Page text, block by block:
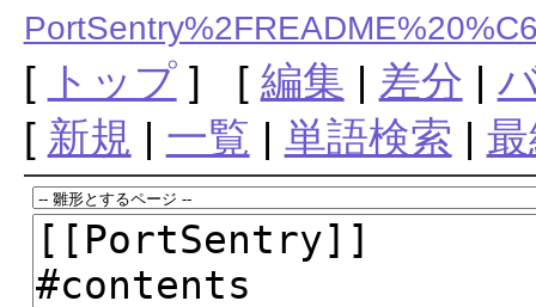
[ トップ] [ 編集 | 差分 |
[ 新規 | 一覧 | 単語検索 |